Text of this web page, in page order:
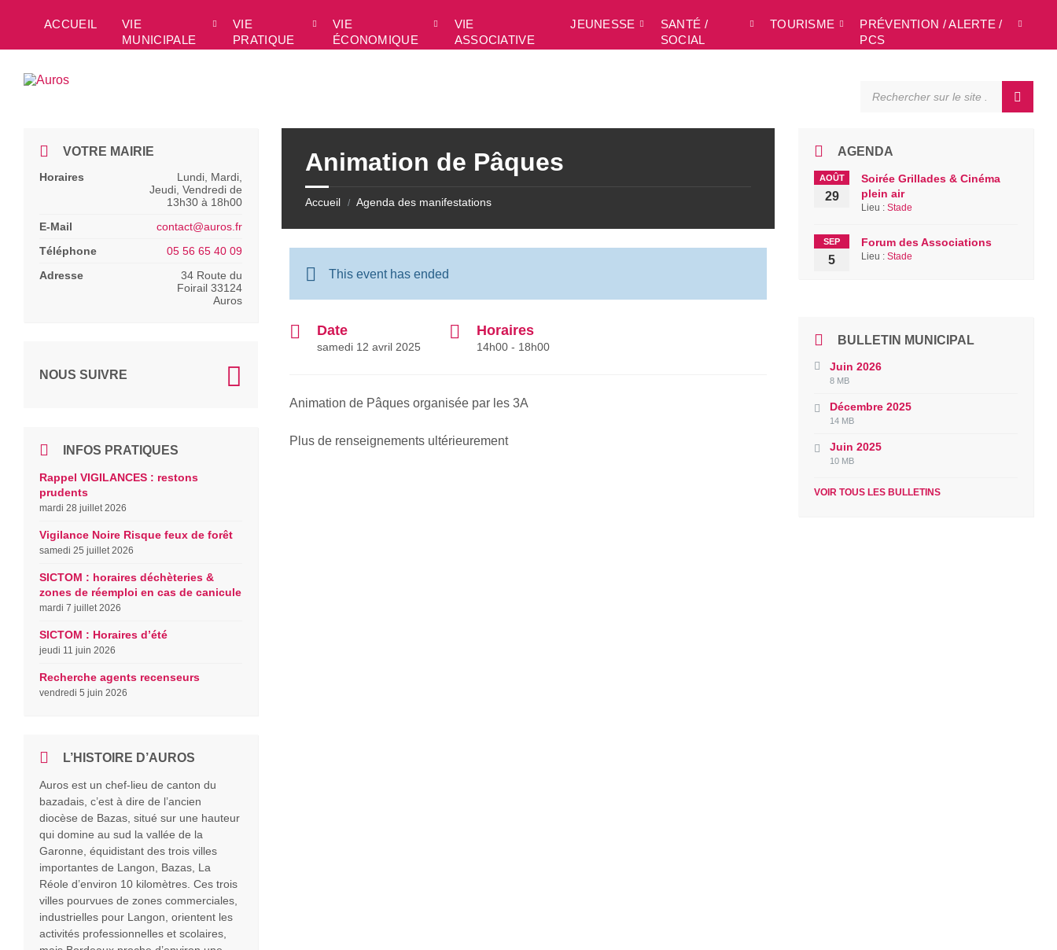
sidebar
sidebar
ACCUEIL
VIE
MUNICIPALE
VIE
PRATIQUE
VIE
ÉCONOMIQUE
VIE
ASSOCIATIVE
JEUNESSE
SANTÉ /
SOCIAL
TOURISME
PRÉVENTION / ALERTE /
PCS
Animation de Pâques
Accueil / Agenda des manifestations
This event has ended
Date
samedi 12 avril 2025
Horaires
14h00 - 18h00
Animation de Pâques organisée par les 3A
Plus de renseignements ultérieurement
VOTRE MAIRIE
Horaires
Lundi, Mardi,
Jeudi, Vendredi de
13h30 à 18h00
E-Mail
contact@auros.fr
Téléphone
05 56 65 40 09
Adresse
34 Route du
Foirail 33124
Auros
NOUS SUIVRE
INFOS PRATIQUES
Rappel VIGILANCES : restons
prudents
mardi 28 juillet 2026
Vigilance Noire Risque feux de forêt
samedi 25 juillet 2026
SICTOM : horaires déchèteries &
zones de réemploi en cas de canicule
mardi 7 juillet 2026
SICTOM : Horaires d’été
jeudi 11 juin 2026
Recherche agents recenseurs
vendredi 5 juin 2026
L’HISTOIRE D’AUROS
Auros est un chef-lieu de canton du
bazadais, c’est à dire de l’ancien
diocèse de Bazas, situé sur une hauteur
qui domine au sud la vallée de la
Garonne, équidistant des trois villes
importantes de Langon, Bazas, La
Réole d’environ 10 kilomètres. Ces trois
villes pourvues de zones commerciales,
industrielles pour Langon, orientent les
activités professionnelles et scolaires,
AGENDA
AOÛT
29
Soirée Grillades & Cinéma
plein air
Lieu :Stade
SEP
5
Forum des Associations
Lieu :Stade
BULLETIN MUNICIPAL
Juin 2026
File
pdf
File
8 MB
Décembre 2025
File
pdf
File
14 MB
Juin 2025
File
pdf
File
10 MB
VOIR TOUS LES BULLETINS